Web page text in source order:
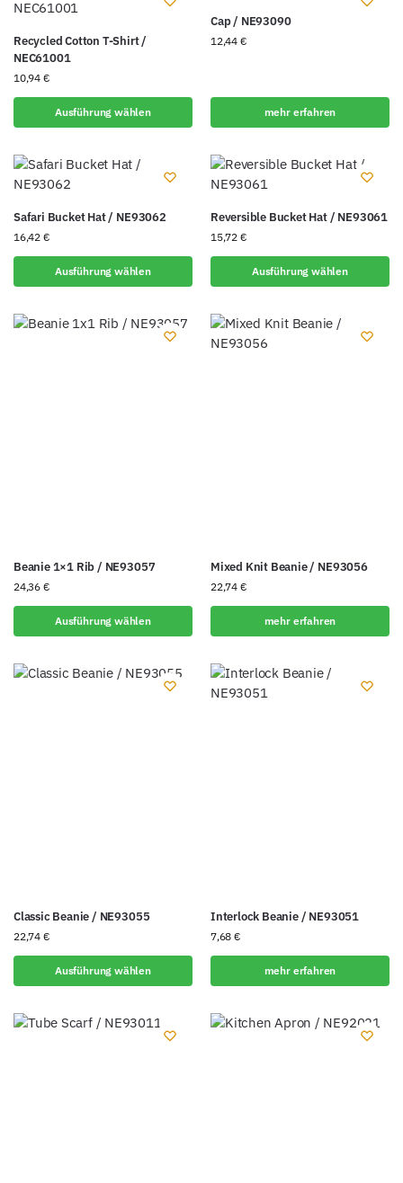
Recycled Cotton T-Shirt /
NEC61001
10,94 €
Ausführung wählen
Cap / NE93090
12,44 €
mehr erfahren
Safari Bucket Hat / NE93062
16,42 €
Ausführung wählen
Reversible Bucket Hat / NE93061
15,72 €
Ausführung wählen
Beanie 1×1 Rib / NE93057
24,36 €
Ausführung wählen
Mixed Knit Beanie / NE93056
22,74 €
mehr erfahren
Classic Beanie / NE93055
22,74 €
Ausführung wählen
Interlock Beanie / NE93051
7,68€
mehr erfahren